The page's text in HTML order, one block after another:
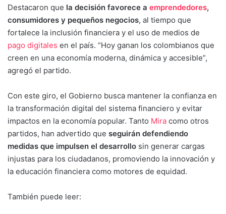
Destacaron que la decisión favorece a emprendedores,
consumidores y pequeños negocios, al tiempo que
fortalece la inclusión financiera y el uso de medios de
pago digitales en el país. “Hoy ganan los colombianos que
creen en una economía moderna, dinámica y accesible”,
agregó el partido.
Con este giro, el Gobierno busca mantener la confianza en
la transformación digital del sistema financiero y evitar
impactos en la economía popular. Tanto Mira como otros
partidos, han advertido que seguirán defendiendo
medidas que impulsen el desarrollo sin generar cargas
injustas para los ciudadanos, promoviendo la innovación y
la educación financiera como motores de equidad.
También puede leer: